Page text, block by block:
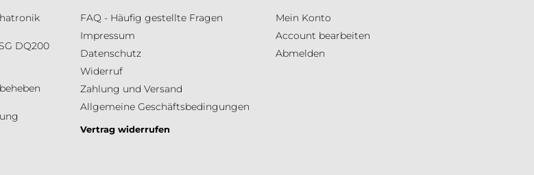
DQ200
FAQ - Häufig gestellte Fragen
Impressum
Datenschutz
Widerruf
Zahlung und Versand
Allgemeine Geschäftsbedingungen
Vertrag widerrufen
Mein Konto
Account bearbeiten
Abmelden